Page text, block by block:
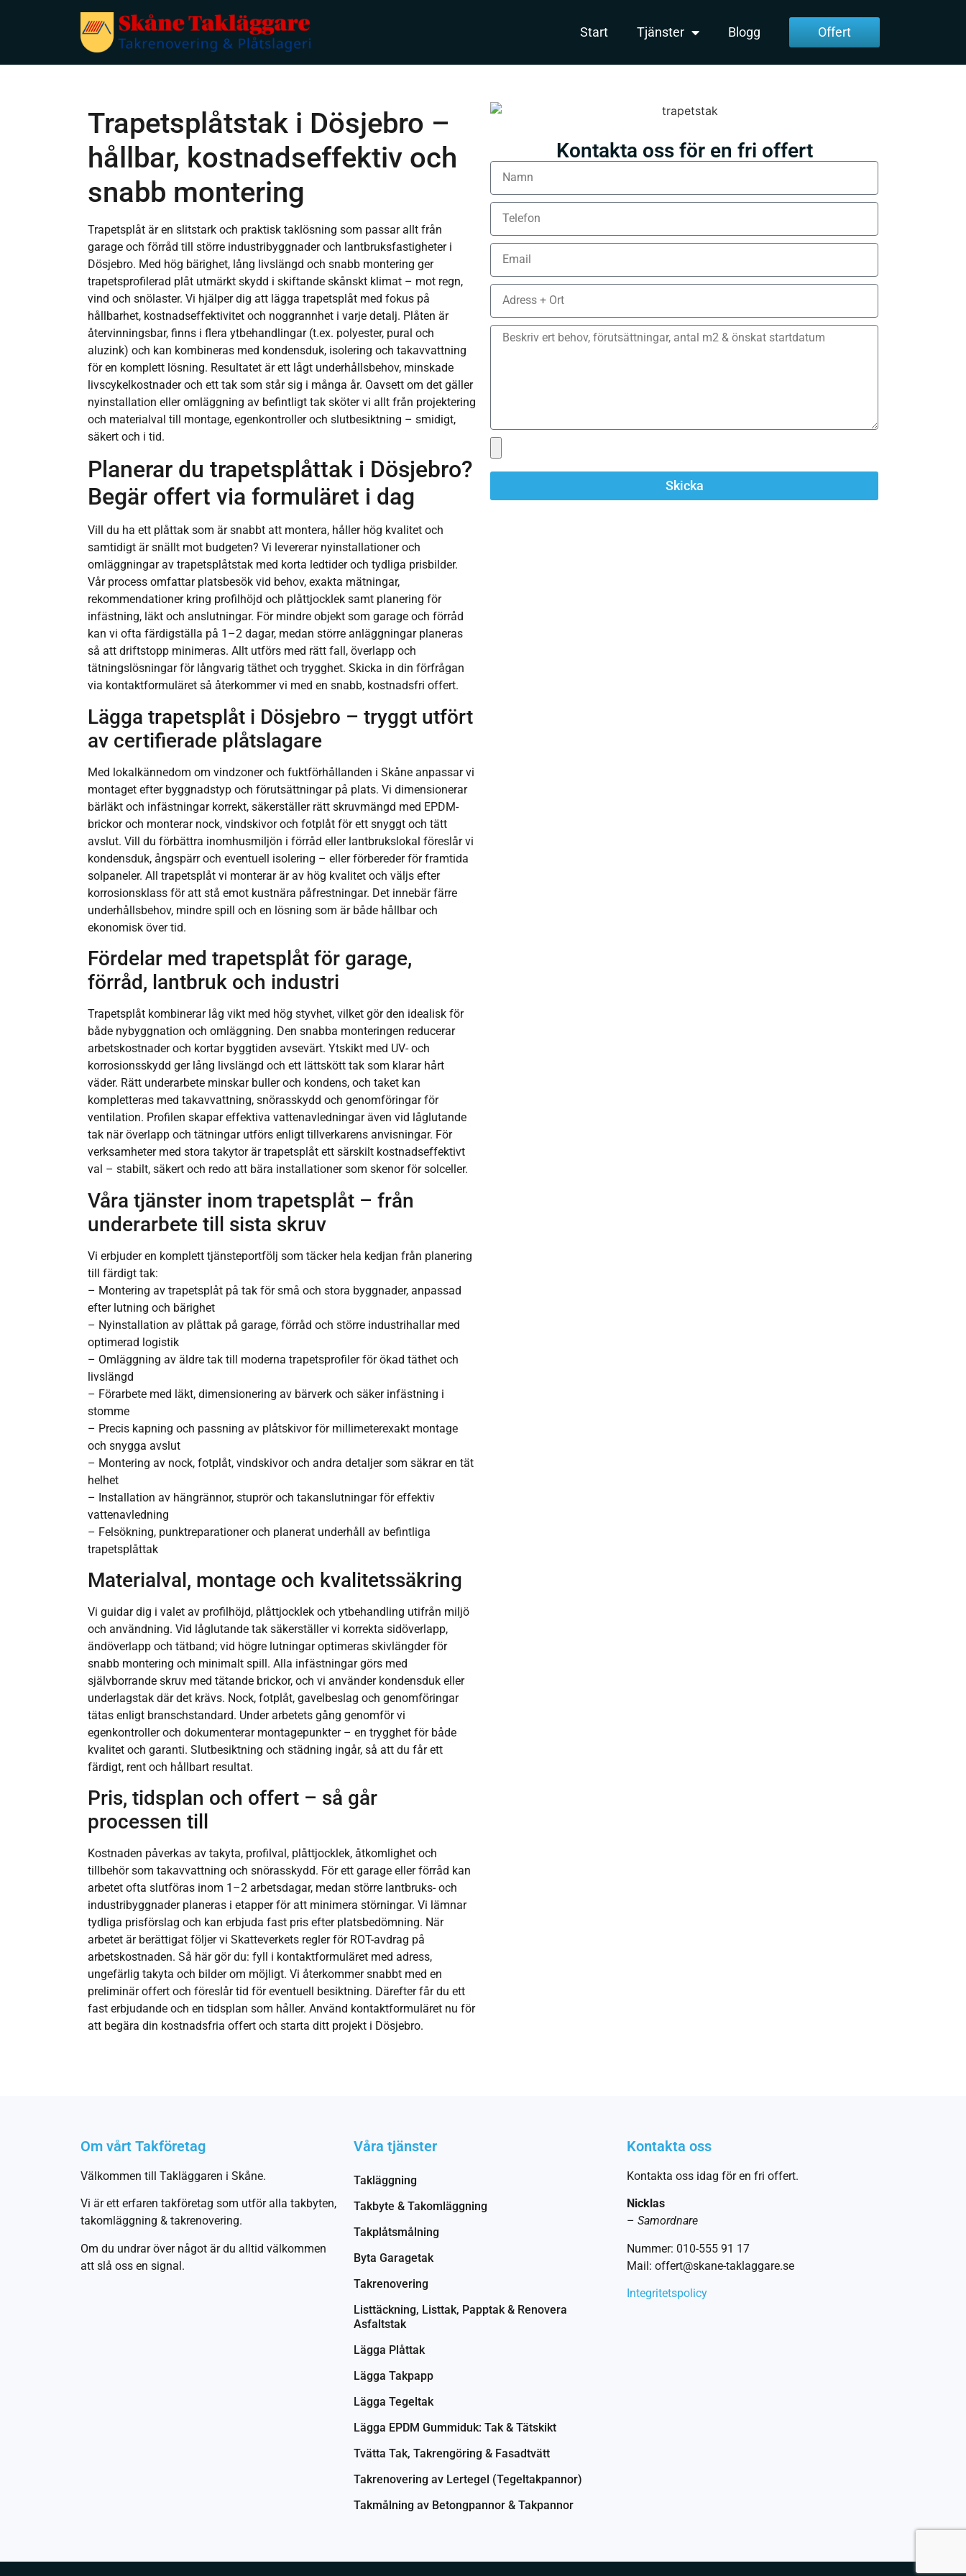
Start Tjänster Blogg Offert
Trapetsplåtstak i Dösjebro –
hållbar, kostnadseffektiv och
snabb montering
Trapetsplåt är en slitstark och praktisk taklösning som passar allt från
garage och förråd till större industribyggnader och lantbruksfastigheter i
Dösjebro. Med hög bärighet, lång livslängd och snabb montering ger
trapetsprofilerad plåt utmärkt skydd i skiftande skånskt klimat – mot regn,
vind och snölaster. Vi hjälper dig att lägga trapetsplåt med fokus på
hållbarhet, kostnadseffektivitet och noggrannhet i varje detalj. Plåten är
återvinningsbar, finns i flera ytbehandlingar (t.ex. polyester, pural och
aluzink) och kan kombineras med kondensduk, isolering och takavvattning
för en komplett lösning. Resultatet är ett lågt underhållsbehov, minskade
livscykelkostnader och ett tak som står sig i många år. Oavsett om det gäller
nyinstallation eller omläggning av befintligt tak sköter vi allt från projektering
och materialval till montage, egenkontroller och slutbesiktning – smidigt,
säkert och i tid.
Planerar du trapetsplåttak i Dösjebro?
Begär offert via formuläret i dag
Vill du ha ett plåttak som är snabbt att montera, håller hög kvalitet och
samtidigt är snällt mot budgeten? Vi levererar nyinstallationer och
omläggningar av trapetsplåtstak med korta ledtider och tydliga prisbilder.
Vår process omfattar platsbesök vid behov, exakta mätningar,
rekommendationer kring profilhöjd och plåttjocklek samt planering för
infästning, läkt och anslutningar. För mindre objekt som garage och förråd
kan vi ofta färdigställa på 1–2 dagar, medan större anläggningar planeras
så att driftstopp minimeras. Allt utförs med rätt fall, överlapp och
tätningslösningar för långvarig täthet och trygghet. Skicka in din förfrågan
via kontaktformuläret så återkommer vi med en snabb, kostnadsfri offert.
Lägga trapetsplåt i Dösjebro – tryggt utfört
av certifierade plåtslagare
Med lokalkännedom om vindzoner och fuktförhållanden i Skåne anpassar vi
montaget efter byggnadstyp och förutsättningar på plats. Vi dimensionerar
bärläkt och infästningar korrekt, säkerställer rätt skruvmängd med EPDM-
brickor och monterar nock, vindskivor och fotplåt för ett snyggt och tätt
avslut. Vill du förbättra inomhusmiljön i förråd eller lantbrukslokal föreslår vi
kondensduk, ångspärr och eventuell isolering – eller förbereder för framtida
solpaneler. All trapetsplåt vi monterar är av hög kvalitet och väljs efter
korrosionsklass för att stå emot kustnära påfrestningar. Det innebär färre
underhållsbehov, mindre spill och en lösning som är både hållbar och
ekonomisk över tid.
Fördelar med trapetsplåt för garage,
förråd, lantbruk och industri
Trapetsplåt kombinerar låg vikt med hög styvhet, vilket gör den idealisk för
både nybyggnation och omläggning. Den snabba monteringen reducerar
arbetskostnader och kortar byggtiden avsevärt. Ytskikt med UV- och
korrosionsskydd ger lång livslängd och ett lättskött tak som klarar hårt
väder. Rätt underarbete minskar buller och kondens, och taket kan
kompletteras med takavvattning, snörasskydd och genomföringar för
ventilation. Profilen skapar effektiva vattenavledningar även vid låglutande
tak när överlapp och tätningar utförs enligt tillverkarens anvisningar. För
verksamheter med stora takytor är trapetsplåt ett särskilt kostnadseffektivt
val – stabilt, säkert och redo att bära installationer som skenor för solceller.
Våra tjänster inom trapetsplåt – från
underarbete till sista skruv
Vi erbjuder en komplett tjänsteportfölj som täcker hela kedjan från planering
till färdigt tak:
– Montering av trapetsplåt på tak för små och stora byggnader, anpassad
efter lutning och bärighet
– Nyinstallation av plåttak på garage, förråd och större industrihallar med
optimerad logistik
– Omläggning av äldre tak till moderna trapetsprofiler för ökad täthet och
livslängd
– Förarbete med läkt, dimensionering av bärverk och säker infästning i
stomme
– Precis kapning och passning av plåtskivor för millimeterexakt montage
och snygga avslut
– Montering av nock, fotplåt, vindskivor och andra detaljer som säkrar en tät
helhet
– Installation av hängrännor, stuprör och takanslutningar för effektiv
vattenavledning
– Felsökning, punktreparationer och planerat underhåll av befintliga
trapetsplåttak
Materialval, montage och kvalitetssäkring
Vi guidar dig i valet av profilhöjd, plåttjocklek och ytbehandling utifrån miljö
och användning. Vid låglutande tak säkerställer vi korrekta sidöverlapp,
ändöverlapp och tätband; vid högre lutningar optimeras skivlängder för
snabb montering och minimalt spill. Alla infästningar görs med
självborrande skruv med tätande brickor, och vi använder kondensduk eller
underlagstak där det krävs. Nock, fotplåt, gavelbeslag och genomföringar
tätas enligt branschstandard. Under arbetets gång genomför vi
egenkontroller och dokumenterar montagepunkter – en trygghet för både
kvalitet och garanti. Slutbesiktning och städning ingår, så att du får ett
färdigt, rent och hållbart resultat.
Pris, tidsplan och offert – så går
processen till
Kostnaden påverkas av takyta, profilval, plåttjocklek, åtkomlighet och
tillbehör som takavvattning och snörasskydd. För ett garage eller förråd kan
arbetet ofta slutföras inom 1–2 arbetsdagar, medan större lantbruks- och
industribyggnader planeras i etapper för att minimera störningar. Vi lämnar
tydliga prisförslag och kan erbjuda fast pris efter platsbedömning. När
arbetet är berättigat följer vi Skatteverkets regler för ROT-avdrag på
arbetskostnaden. Så här gör du: fyll i kontaktformuläret med adress,
ungefärlig takyta och bilder om möjligt. Vi återkommer snabbt med en
preliminär offert och föreslår tid för eventuell besiktning. Därefter får du ett
fast erbjudande och en tidsplan som håller. Använd kontaktformuläret nu för
att begära din kostnadsfria offert och starta ditt projekt i Dösjebro.
Kontakta oss för en fri offert
Skicka
Om vårt Takföretag
Välkommen till Takläggaren i Skåne.
Vi är ett erfaren takföretag som utför alla takbyten,
takomläggning & takrenovering.
Om du undrar över något är du alltid välkommen
att slå oss en signal.
Våra tjänster
Takläggning
Takbyte & Takomläggning
Takplåtsmålning
Byta Garagetak
Takrenovering
Listtäckning, Listtak, Papptak & Renovera
Asfaltstak
Lägga Plåttak
Lägga Takpapp
Lägga Tegeltak
Lägga EPDM Gummiduk: Tak & Tätskikt
Tvätta Tak, Takrengöring & Fasadtvätt
Takrenovering av Lertegel (Tegeltakpannor)
Takmålning av Betongpannor & Takpannor
Kontakta oss
Kontakta oss idag för en fri offert.
Nicklas
– Samordnare
Nummer: 010-555 91 17
Mail: offert@skane-taklaggare.se
Integritetspolicy